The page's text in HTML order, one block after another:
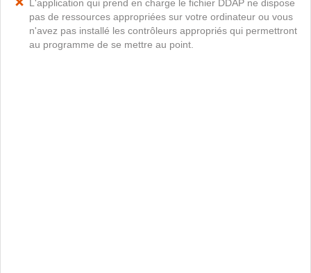
L'application qui prend en charge le fichier DDAP ne dispose
pas de ressources appropriées sur votre ordinateur ou vous
n'avez pas installé les contrôleurs appropriés qui permettront
au programme de se mettre au point.